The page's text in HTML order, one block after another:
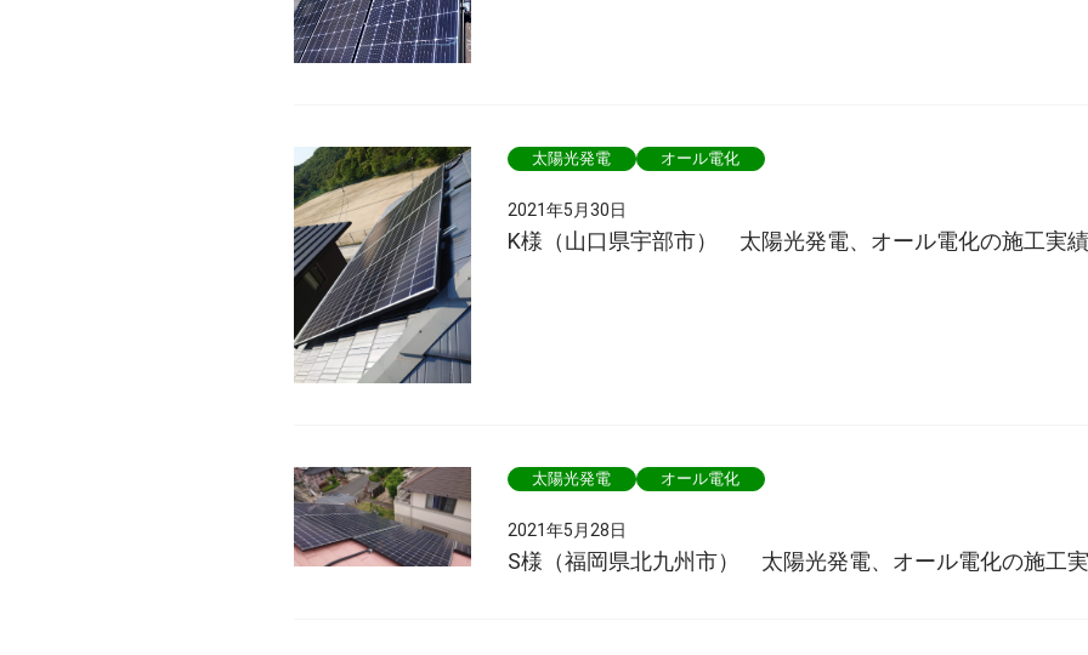
太陽光発電 オール電化
2021年5月30日
K様（山口県宇部市） 太陽光発電、オール電化の施工実績
太陽光発電 オール電化
2021年5月28日
S様（福岡県北九州市） 太陽光発電、オール電化の施工